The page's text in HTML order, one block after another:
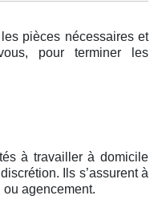
pièces nécessaires et
pour terminer les
à travailler à domicile
Ils s’assurent à
agencement.